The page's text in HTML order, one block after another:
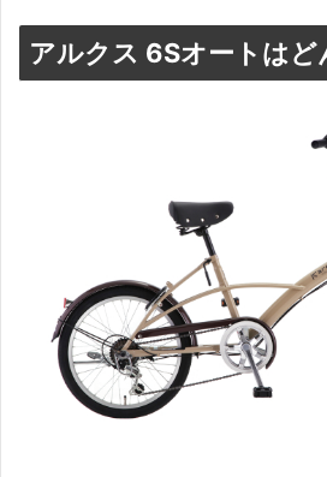
アルクス 6Sオートはど